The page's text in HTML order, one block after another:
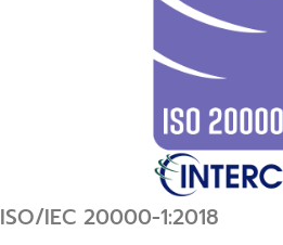
ISO/IEC 20000-1:2018